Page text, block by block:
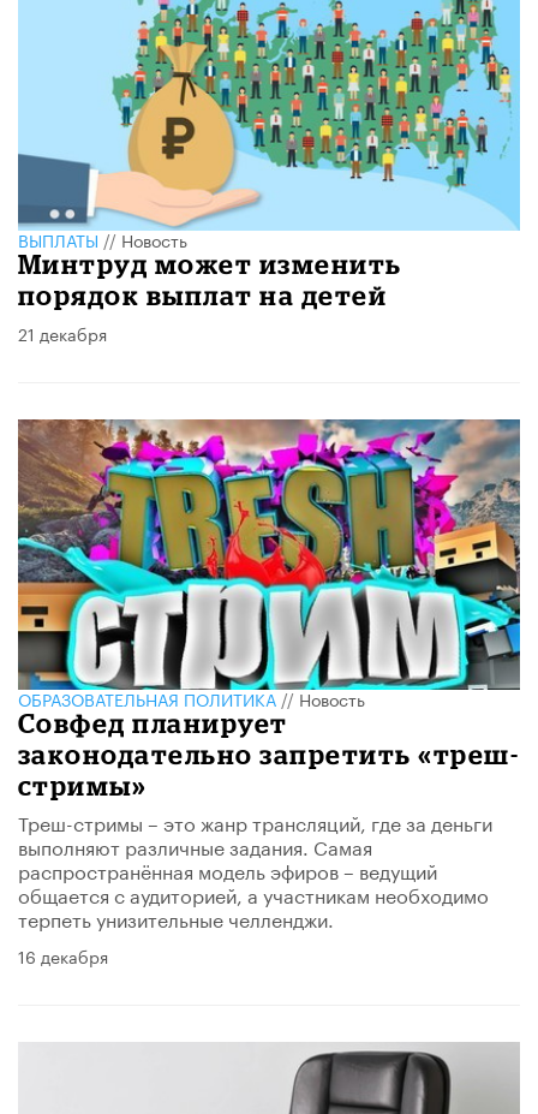
ВЫПЛАТЫ//Новость
Минтруд может изменить
порядок выплат на детей
21 декабря
ОБРАЗОВАТЕЛЬНАЯ ПОЛИТИКА//Новость
Совфед планирует
законодательно запретить «треш-
стримы»
Треш-стримы – это жанр трансляций, где за деньги
выполняют различные задания. Самая
распространённая модель эфиров – ведущий
общается с аудиторией, а участникам необходимо
терпеть унизительные челленджи.
16 декабря